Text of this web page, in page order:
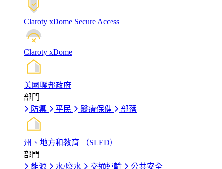
Claroty xDome Secure Access
Claroty xDome
美國聯邦政府
部門
防禦
平民 醫療保健 部落
州、地方和教育 （SLED）
部門
能源
水/廢水 交通運輸 公共安全